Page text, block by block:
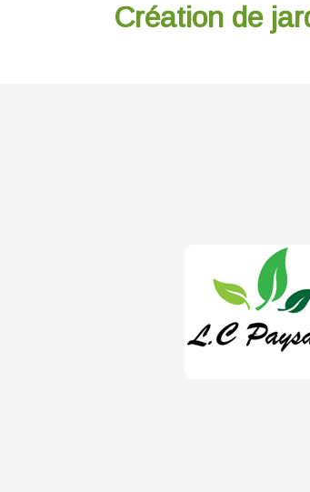
Création de